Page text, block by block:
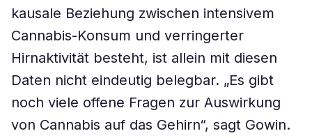
kausale Beziehung zwischen intensivem
Cannabis-Konsum und verringerter
Hirnaktivität besteht, ist allein mit diesen
Daten nicht eindeutig belegbar. „Es gibt
noch viele offene Fragen zur Auswirkung
von Cannabis auf das Gehirn“, sagt Gowin.